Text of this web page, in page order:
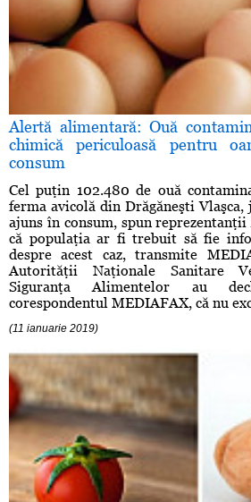
Alertă alimentară: Ouă
chimică periculoasă pentru
consum
Cel puţin 102.480 de ouă
ferma avicolă din Drăgăneşti
ajuns în consum, spun reprezentanţii
că populaţia ar fi trebuit să fie
despre acest caz, transmite
Autorităţii Naţionale Sanitare
Siguranţa Alimentelor au
corespondentul MEDIAFAX, că nu
(11 ianuarie 2019)